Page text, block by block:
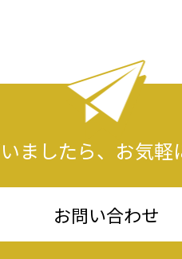
ましたら、 お気軽
お問い合わせ